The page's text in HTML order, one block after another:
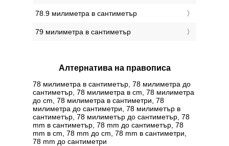
78.9 милиметра в сантиметър
79 милиметра в сантиметър
Алтернатива на правописа
78 милиметра в сантиметър, 78 милиметра до
сантиметър, 78 милиметра в cm, 78 милиметра
до cm, 78 милиметра в сантиметри, 78
милиметра до сантиметри, 78 милиметър в
сантиметър, 78 милиметър до сантиметър, 78
mm в сантиметър, 78 mm до сантиметър, 78
mm в cm, 78 mm до cm, 78 mm в сантиметри,
78 mm до сантиметри